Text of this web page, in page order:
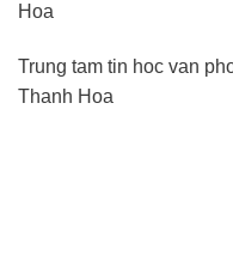
Hoa
Trung tam tin hoc van
Thanh Hoa